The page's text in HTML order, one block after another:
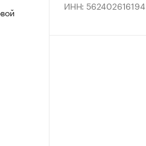
ИНН: 562402616194